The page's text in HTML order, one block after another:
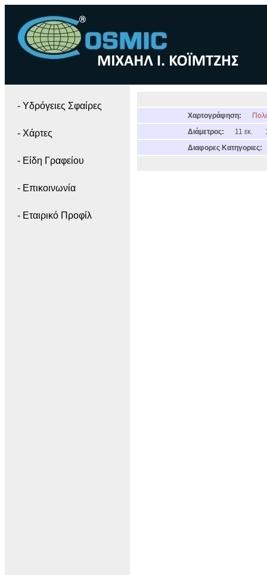
- Yδρόγειες Σφαίρες
- Χάρτες
- Είδη Γραφείου
- Επικοινωνία
- Εταιρικό Προφίλ
Χαρτογράφηση:
Διάμετρος:
11 εκ.
Διαφορες Κατηγοριες: